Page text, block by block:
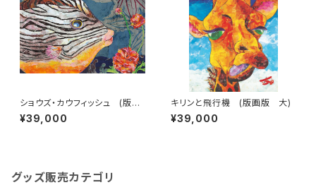
ショウズ・カウフィッシュ (版画
版 大)
¥39,000
キリンと飛行機 (版画版 大)
¥39,000
グッズ販売カテゴリ